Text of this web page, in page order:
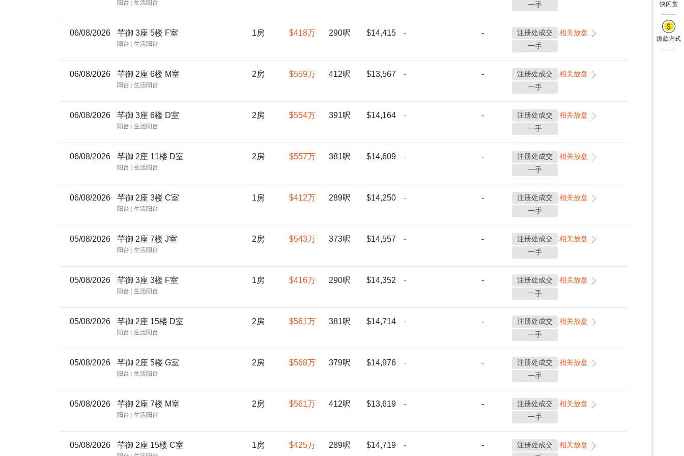
快闪赏
缴款方式
阳台 |生活阳台 一手
06/08/2026 芊御 3座 5楼 F室
阳台 |生活阳台
1房 $418万 290呎 $14,415 - -
注册处成交
一手
相关放盘
06/08/2026 芊御 2座 6楼 M室
阳台 |生活阳台
2房 $559万 412呎 $13,567 - -
注册处成交
一手
相关放盘
06/08/2026 芊御 3座 6楼 D室
阳台 |生活阳台
2房 $554万 391呎 $14,164 - -
注册处成交
一手
相关放盘
06/08/2026 芊御 2座 11楼 D室
阳台 |生活阳台
2房 $557万 381呎 $14,609 - -
注册处成交
一手
相关放盘
06/08/2026 芊御 2座 3楼 C室
阳台 |生活阳台
1房 $412万 289呎 $14,250 - -
注册处成交
一手
相关放盘
05/08/2026 芊御 2座 7楼 J室
阳台 |生活阳台
2房 $543万 373呎 $14,557 - -
注册处成交
一手
相关放盘
05/08/2026 芊御 3座 3楼 F室
阳台 |生活阳台
1房 $416万 290呎 $14,352 - -
注册处成交
一手
相关放盘
05/08/2026 芊御 2座 15楼 D室
阳台 |生活阳台
2房 $561万 381呎 $14,714 - -
注册处成交
一手
相关放盘
05/08/2026 芊御 2座 5楼 G室
阳台 |生活阳台
2房 $568万 379呎 $14,976 - -
注册处成交
一手
相关放盘
05/08/2026 芊御 2座 7楼 M室
阳台 |生活阳台
2房 $561万 412呎 $13,619 - -
注册处成交
一手
相关放盘
05/08/2026 芊御 2座 15楼 C室 1房 $425万 289呎 $14,719 - -
注册处成交
相关放盘